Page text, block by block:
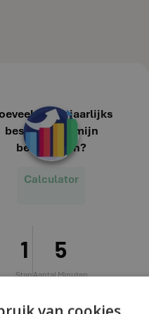
kan ik jaarlijks
besparen op mijn
belastingen?
Calculator
1
Stap
5
Aantal Minuten